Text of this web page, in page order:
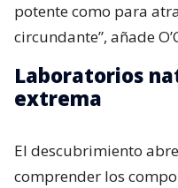
potente como para
circundante”, añade
Laboratorios
extrema
El descubrimiento
comprender los